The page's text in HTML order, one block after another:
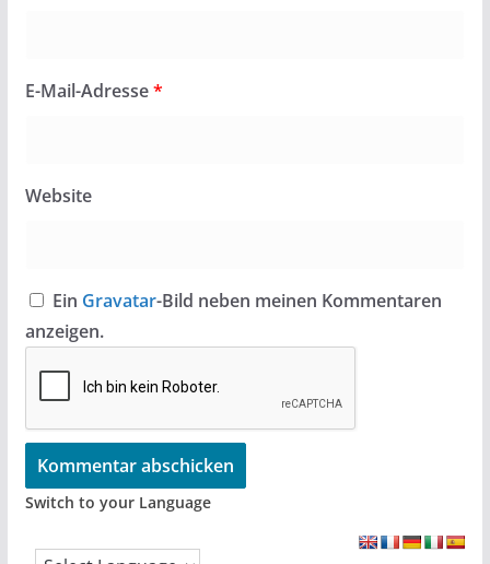
E-Mail-Adresse*
Website
Ein Gravatar-Bild neben meinen Kommentaren
anzeigen.
Switch to your Language